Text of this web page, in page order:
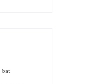
bat